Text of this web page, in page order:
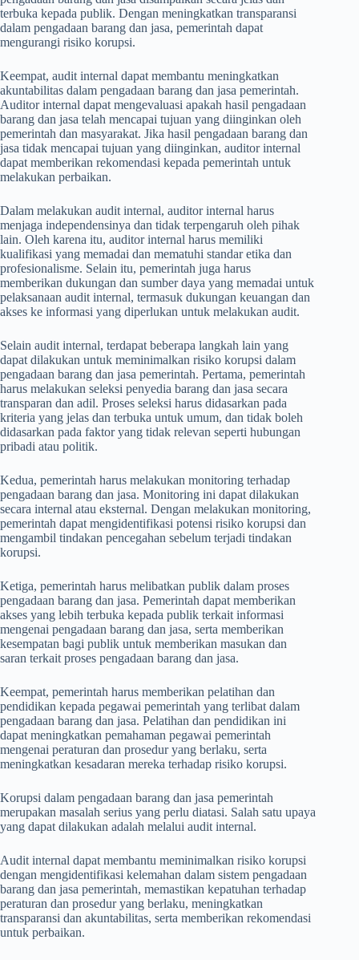
terbuka kepada publik. Dengan meningkatkan transparansi
dalam pengadaan barang dan jasa, pemerintah dapat
mengurangi risiko korupsi.
Keempat, audit internal dapat membantu meningkatkan
akuntabilitas dalam pengadaan barang dan jasa pemerintah.
Auditor internal dapat mengevaluasi apakah hasil pengadaan
barang dan jasa telah mencapai tujuan yang diinginkan oleh
pemerintah dan masyarakat. Jika hasil pengadaan barang dan
jasa tidak mencapai tujuan yang diinginkan, auditor internal
dapat memberikan rekomendasi kepada pemerintah untuk
melakukan perbaikan.
Dalam melakukan audit internal, auditor internal harus
menjaga independensinya dan tidak terpengaruh oleh pihak
lain. Oleh karena itu, auditor internal harus memiliki
kualifikasi yang memadai dan mematuhi standar etika dan
profesionalisme. Selain itu, pemerintah juga harus
memberikan dukungan dan sumber daya yang memadai untuk
pelaksanaan audit internal, termasuk dukungan keuangan dan
akses ke informasi yang diperlukan untuk melakukan audit.
Selain audit internal, terdapat beberapa langkah lain yang
dapat dilakukan untuk meminimalkan risiko korupsi dalam
pengadaan barang dan jasa pemerintah. Pertama, pemerintah
harus melakukan seleksi penyedia barang dan jasa secara
transparan dan adil. Proses seleksi harus didasarkan pada
kriteria yang jelas dan terbuka untuk umum, dan tidak boleh
didasarkan pada faktor yang tidak relevan seperti hubungan
pribadi atau politik.
Kedua, pemerintah harus melakukan monitoring terhadap
pengadaan barang dan jasa. Monitoring ini dapat dilakukan
secara internal atau eksternal. Dengan melakukan monitoring,
pemerintah dapat mengidentifikasi potensi risiko korupsi dan
mengambil tindakan pencegahan sebelum terjadi tindakan
korupsi.
Ketiga, pemerintah harus melibatkan publik dalam proses
pengadaan barang dan jasa. Pemerintah dapat memberikan
akses yang lebih terbuka kepada publik terkait informasi
mengenai pengadaan barang dan jasa, serta memberikan
kesempatan bagi publik untuk memberikan masukan dan
saran terkait proses pengadaan barang dan jasa.
Keempat, pemerintah harus memberikan pelatihan dan
pendidikan kepada pegawai pemerintah yang terlibat dalam
pengadaan barang dan jasa. Pelatihan dan pendidikan ini
dapat meningkatkan pemahaman pegawai pemerintah
mengenai peraturan dan prosedur yang berlaku, serta
meningkatkan kesadaran mereka terhadap risiko korupsi.
Korupsi dalam pengadaan barang dan jasa pemerintah
merupakan masalah serius yang perlu diatasi. Salah satu upaya
yang dapat dilakukan adalah melalui audit internal.
Audit internal dapat membantu meminimalkan risiko korupsi
dengan mengidentifikasi kelemahan dalam sistem pengadaan
barang dan jasa pemerintah, memastikan kepatuhan terhadap
peraturan dan prosedur yang berlaku, meningkatkan
transparansi dan akuntabilitas, serta memberikan rekomendasi
untuk perbaikan.